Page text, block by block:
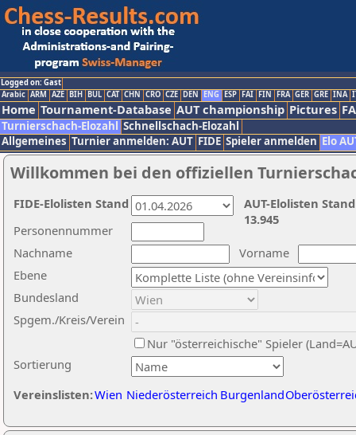
Logged on: Gast
Arabic ARM AZE BIH BUL CAT CHN CRO CZE DEN ENG ESP FAI FIN FRA GER GRE INA
Home Tournament-Database AUT championship Pictures
Turnierschach-Elozahl Schnellschach-Elozahl
Allgemeines Turnier anmelden: AUT FIDE Spieler anmelden Elo
Willkommen bei den offiziellen
Nachname
Vorname
Ebene
Sortierung
Personennummer
Bundesland
Spgem./Kreis/Verein
Nur "österreichische" Spieler
Vereinslisten:Wien Niederösterreich Burgenland
AUT-Elolisten
13.945
FIDE-Elolisten Stand